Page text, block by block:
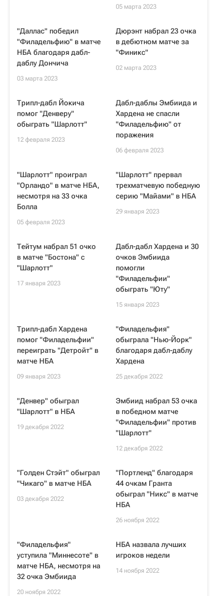
05 марта 2023
"Даллас" победил
"Филадельфию" в матче
НБА благодаря дабл-
даблу Дончича
03 марта 2023
Дюрэнт набрал 23 очка
в дебютном матче за
"Финикс"
02 марта 2023
Трипл-дабл Йокича
помог "Денверу"
обыграть "Шарлотт"
12 февраля 2023
Дабл-даблы Эмбиида и
Хардена не спасли
"Филадельфию" от
поражения
06 февраля 2023
"Шарлотт" проиграл
"Орландо" в матче НБА,
несмотря на 33 очка
Болла
05 февраля 2023
"Шарлотт" прервал
трехматчевую победную
серию "Майами" в НБА
29 января 2023
Тейтум набрал 51 очко
в матче "Бостона" с
"Шарлотт"
17 января 2023
Дабл-дабл Хардена и 30
очков Эмбиида
помогли
"Филадельфии"
обыграть "Юту"
15 января 2023
Трипл-дабл Хардена
помог "Филадельфии"
переиграть "Детройт" в
матче НБА
09 января 2023
"Филадельфия"
обыграла "Нью-Йорк"
благодаря дабл-даблу
Хардена
25 декабря 2022
"Денвер" обыграл
"Шарлотт" в НБА
19 декабря 2022
Эмбиид набрал 53 очка
в победном матче
"Филадельфии" против
"Шарлотт"
12 декабря 2022
"Голден Стэйт" обыграл
"Чикаго" в матче НБА
03 декабря 2022
"Портленд" благодаря
44 очкам Гранта
обыграл "Никс" в матче
НБА
26 ноября 2022
"Филадельфия"
уступила "Миннесоте" в
матче НБА, несмотря на
32 очка Эмбиида
20 ноября 2022
НБА назвала лучших
игроков недели
14 ноября 2022